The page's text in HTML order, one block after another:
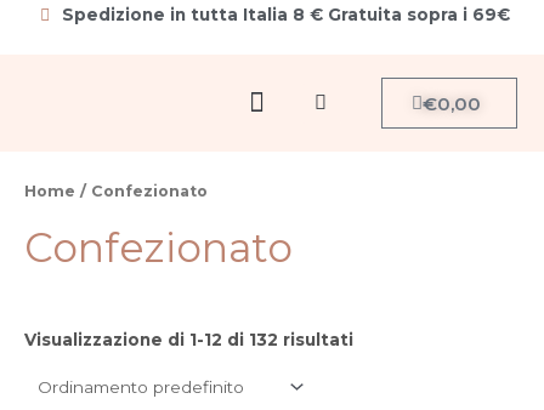
Spedizione in tutta Italia 8 € Gratuita sopra i 69€
MenuCerca
€0,00
Carrello
Home / Confezionato
Confezionato
Visualizzazione di 1-12 di 132 risultati